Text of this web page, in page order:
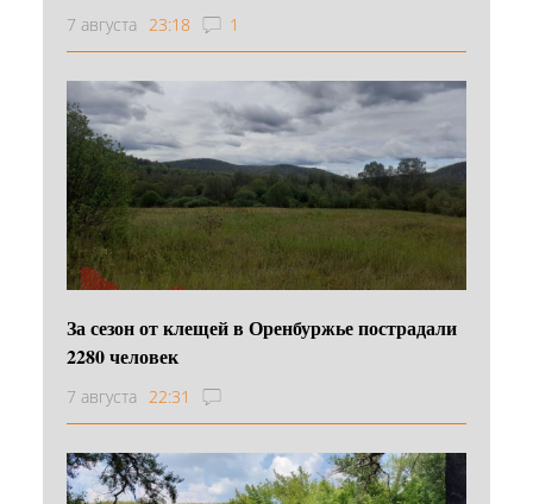
7 августа 23:18 1
За сезон от клещей в Оренбуржье пострадали
2280 человек
7 августа 22:31